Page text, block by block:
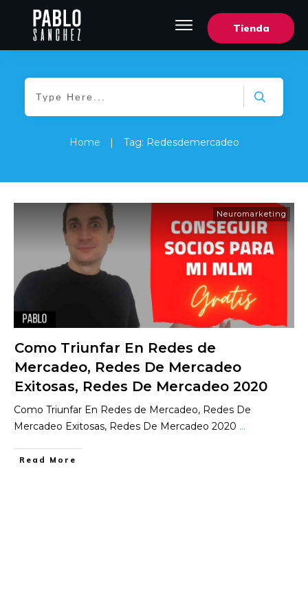
Tienda
Home Tag: Redesdemercadeo
Neuromarketing
Como Triunfar En Redes de
Mercadeo, Redes De Mercadeo
Exitosas, Redes De Mercadeo 2020
Como Triunfar En Redes de Mercadeo, Redes De
Mercadeo Exitosas, Redes De Mercadeo 2020 ...
​Read More